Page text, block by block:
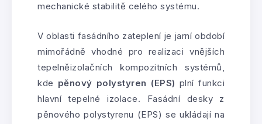
mechanické stabilitě celého systému.
V oblasti fasádního zateplení je jarní období
mimořádně vhodné pro realizaci vnějších
tepelněizolačních kompozitních systémů,
kde pěnový polystyren (EPS) plní funkci
hlavní tepelné izolace. Fasádní desky z
pěnového polystyrenu (EPS) se ukládají na